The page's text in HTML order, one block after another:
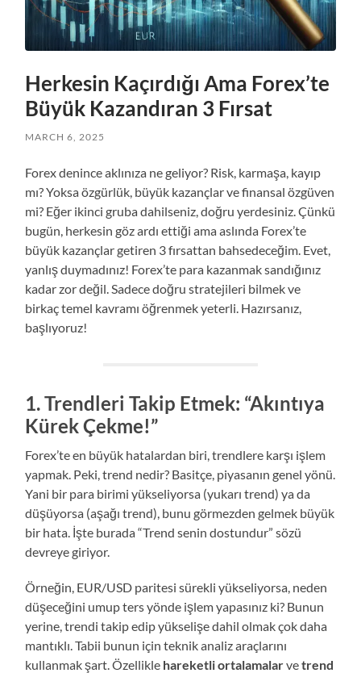
Herkesin Kaçırdığı Ama Forex’te
Büyük Kazandıran 3 Fırsat
MARCH 6, 2025
Forex denince aklınıza ne geliyor? Risk, karmaşa, kayıp
mı? Yoksa özgürlük, büyük kazançlar ve finansal özgüven
mi? Eğer ikinci gruba dahilseniz, doğru yerdesiniz. Çünkü
bugün, herkesin göz ardı ettiği ama aslında Forex’te
büyük kazançlar getiren 3 fırsattan bahsedeceğim. Evet,
yanlış duymadınız! Forex’te para kazanmak sandığınız
kadar zor değil. Sadece doğru stratejileri bilmek ve
birkaç temel kavramı öğrenmek yeterli. Hazırsanız,
başlıyoruz!
1.Trendleri Takip Etmek: “Akıntıya
Kürek Çekme!”
Forex’te en büyük hatalardan biri, trendlere karşı işlem
yapmak. Peki, trend nedir? Basitçe, piyasanın genel yönü.
Yani bir para birimi yükseliyorsa (yukarı trend) ya da
düşüyorsa (aşağı trend), bunu görmezden gelmek büyük
bir hata. İşte burada “Trend senin dostundur” sözü
devreye giriyor.
Örneğin, EUR/USD paritesi sürekli yükseliyorsa, neden
düşeceğini umup ters yönde işlem yapasınız ki? Bunun
yerine, trendi takip edip yükselişe dahil olmak çok daha
mantıklı. Tabii bunun için teknik analiz araçlarını
kullanmak şart. Özellikle hareketli ortalamalarvetrend